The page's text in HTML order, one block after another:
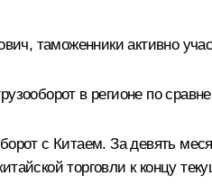
таможенники активно
в регионе по
с Китаем. За девять
торговли к концу